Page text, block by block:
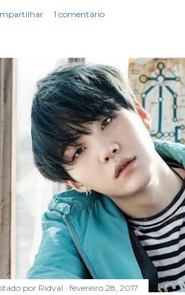
1 comentário
por Ridval fevereiro 28, 2017